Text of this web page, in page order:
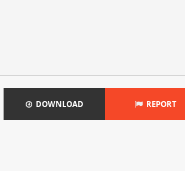
DOWNLOAD REPORT